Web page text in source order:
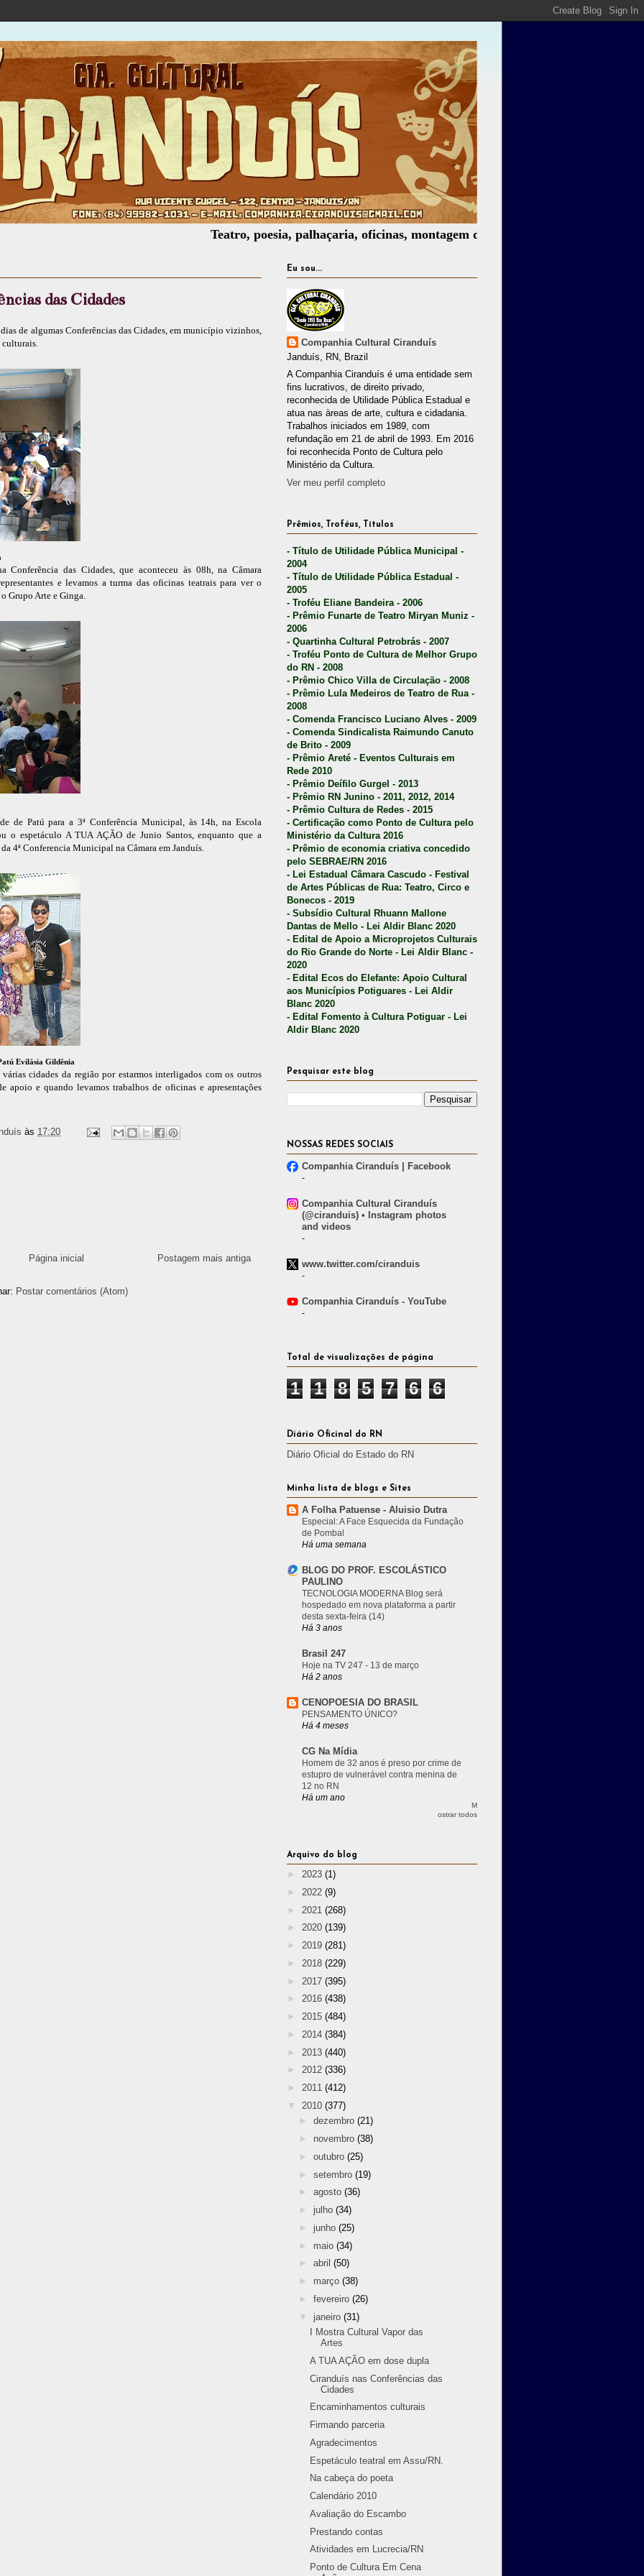
Teatro, poesia, palhaçaria, oficinas, montagem de espetáculos, assessoria cultural,
das Cidades
de algumas Conferências das Cidades, em município vizinhos,
culturais.
Conferência das Cidades, que aconteceu às 08h, na Câmara
e levamos a turma das oficinas teatrais para ver o
Grupo Arte e Ginga.
de Patú para a 3ª Conferência Municipal, às 14h, na Escola
o espetáculo A TUA AÇÃO de Junio Santos, enquanto que a
4ª Conferencia Municipal na Câmara em Janduís.
Evilásia Gildênia
cidades da região por estarmos interligados com os outros
apoio e quando levamos trabalhos de oficinas e apresentações
às 17:20
Postagem mais antiga
Página inicial
Postar comentários (Atom)
Eu sou...
Companhia Cultural Ciranduís
Janduís, RN, Brazil
A Companhia Ciranduís é uma entidade sem
fins lucrativos, de direito privado,
reconhecida de Utilidade Pública Estadual e
atua nas àreas de arte, cultura e cidadania.
Trabalhos iniciados em 1989, com
refundação em 21 de abril de 1993. Em 2016
foi reconhecida Ponto de Cultura pelo
Ministério da Cultura.
Ver meu perfil completo
Prêmios, Troféus, Títulos
- Título de Utilidade Pública Municipal -
2004
- Título de Utilidade Pública Estadual -
2005
- Troféu Eliane Bandeira - 2006
- Prêmio Funarte de Teatro Miryan Muniz -
2006
- Quartinha Cultural Petrobrás - 2007
- Troféu Ponto de Cultura de Melhor Grupo
do RN - 2008
- Prêmio Chico Villa de Circulação - 2008
- Prêmio Lula Medeiros de Teatro de Rua -
2008
- Comenda Francisco Luciano Alves - 2009
- Comenda Sindicalista Raimundo Canuto
de Brito - 2009
- Prêmio Areté - Eventos Culturais em
Rede 2010
- Prêmio Deífilo Gurgel - 2013
- Prêmio RN Junino - 2011, 2012, 2014
- Prêmio Cultura de Redes - 2015
- Certificação como Ponto de Cultura pelo
Ministério da Cultura 2016
- Prêmio de economia criativa concedido
pelo SEBRAE/RN 2016
- Lei Estadual Câmara Cascudo - Festival
de Artes Públicas de Rua: Teatro, Circo e
Bonecos - 2019
- Subsídio Cultural Rhuann Mallone
Dantas de Mello - Lei Aldir Blanc 2020
- Edital de Apoio a Microprojetos Culturais
do Rio Grande do Norte - Lei Aldir Blanc -
2020
- Edital Ecos do Elefante: Apoio Cultural
aos Municípios Potiguares - Lei Aldir
Blanc 2020
- Edital Fomento à Cultura Potiguar - Lei
Aldir Blanc 2020
Pesquisar este blog
NOSSAS REDES SOCIAIS
Companhia Ciranduís | Facebook
-
Companhia Cultural Ciranduís
(@ciranduis) • Instagram photos
and videos
-
www.twitter.com/ciranduis
-
Companhia Ciranduís - YouTube
-
Total de visualizações de página
1 1 8 5 7 6 6
Diário Oficinal do RN
Diário Oficial do Estado do RN
Minha lista de blogs e Sites
A Folha Patuense - Aluisio Dutra
Especial: A Face Esquecida da Fundação
de Pombal
Há uma semana
BLOG DO PROF. ESCOLÁSTICO
PAULINO
TECNOLOGIA MODERNA Blog será
hospedado em nova plataforma a partir
desta sexta-feira (14)
Há 3 anos
Brasil 247
Hoje na TV 247 - 13 de março
Há 2 anos
CENOPOESIA DO BRASIL
PENSAMENTO ÚNICO?
Há 4 meses
CG Na Mídia
Homem de 32 anos é preso por crime de
estupro de vulnerável contra menina de
12 no RN
Há um ano
M
ostrar todos
Arquivo do blog
► 2023 (1)
► 2022 (9)
► 2021 (268)
► 2020 (139)
► 2019 (281)
► 2018 (229)
► 2017 (395)
► 2016 (438)
► 2015 (484)
► 2014 (384)
► 2013 (440)
► 2012 (336)
► 2011 (412)
▼ 2010 (377)
► dezembro (21)
► novembro (38)
► outubro (25)
► setembro (19)
► agosto (36)
► julho (34)
► junho (25)
► maio (34)
► abril (50)
► março (38)
► fevereiro (26)
▼ janeiro (31)
I Mostra Cultural Vapor das
Artes
A TUA AÇÃO em dose dupla
Ciranduís nas Conferências das
Cidades
Encaminhamentos culturais
Firmando parceria
Agradecimentos
Espetáculo teatral em Assu/RN.
Na cabeça do poeta
Calendário 2010
Avaliação do Escambo
Prestando contas
Atividades em Lucrecia/RN
Ponto de Cultura Em Cena